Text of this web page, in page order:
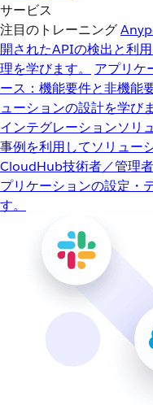
サービス
注目のトレーニング
開されたAPIの検出と利
理を学びます。
アプリケ
ース：機能要件と非機能
ューションの設計を学びま
インテグレーションソリ
事例を利用してソリュー
CloudHub技術者／管理
プリケーションの設定・
す。